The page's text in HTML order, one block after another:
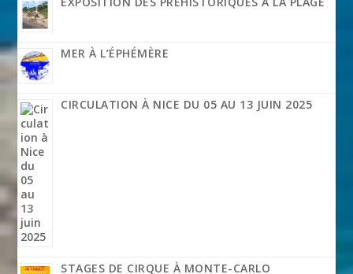
MER À L’ÉPHÉMÈRE
CIRCULATION À NICE DU 05 AU 13 JUIN 2025
STAGES DE CIRQUE À MONTE-CARLO